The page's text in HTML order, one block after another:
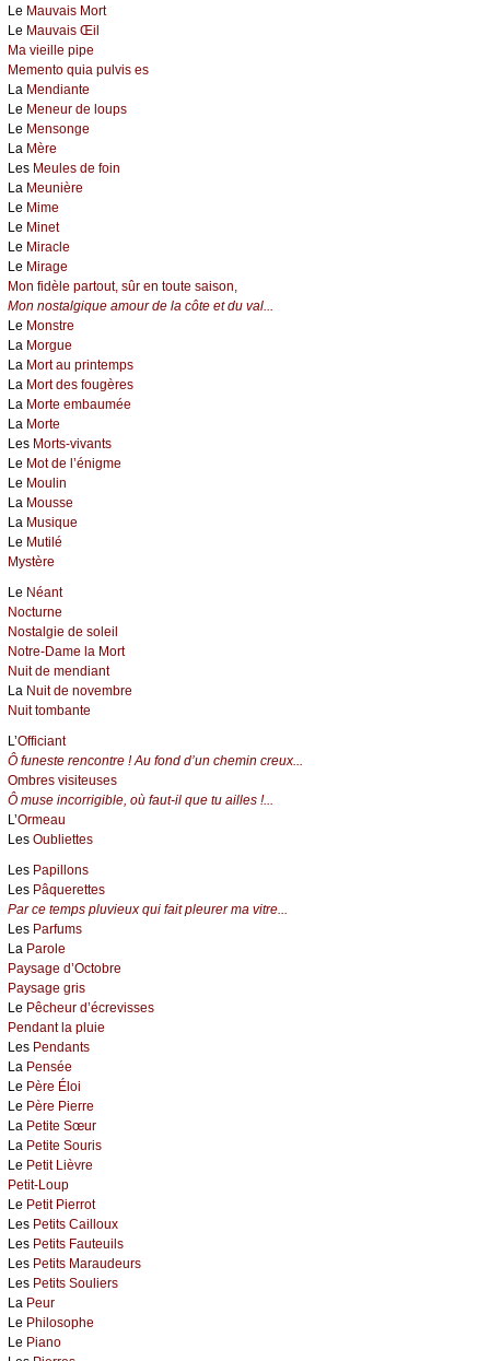
Le Mauvais Mort
Le Mauvais Œil
Ma vieille pipe
Memento quia pulvis es
La Mendiante
Le Meneur de loups
Le Mensonge
La Mère
Les Meules de foin
La Meunière
Le Mime
Le Minet
Le Miracle
Le Mirage
Mon fidèle partout, sûr en toute saison,
Mon nostalgique amour de la côte et du val...
Le Monstre
La Morgue
La Mort au printemps
La Mort des fougères
La Morte embaumée
La Morte
Les Morts-vivants
Le Mot de l’énigme
Le Moulin
La Mousse
La Musique
Le Mutilé
Mystère
Le Néant
Nocturne
Nostalgie de soleil
Notre-Dame la Mort
Nuit de mendiant
La Nuit de novembre
Nuit tombante
L’Officiant
Ô funeste rencontre ! Au fond d’un chemin creux...
Ombres visiteuses
Ô muse incorrigible, où faut-il que tu ailles !...
L’Ormeau
Les Oubliettes
Les Papillons
Les Pâquerettes
Par ce temps pluvieux qui fait pleurer ma vitre...
Les Parfums
La Parole
Paysage d’Octobre
Paysage gris
Le Pêcheur d’écrevisses
Pendant la pluie
Les Pendants
La Pensée
Le Père Éloi
Le Père Pierre
La Petite Sœur
La Petite Souris
Le Petit Lièvre
Petit-Loup
Le Petit Pierrot
Les Petits Cailloux
Les Petits Fauteuils
Les Petits Maraudeurs
Les Petits Souliers
La Peur
Le Philosophe
Le Piano